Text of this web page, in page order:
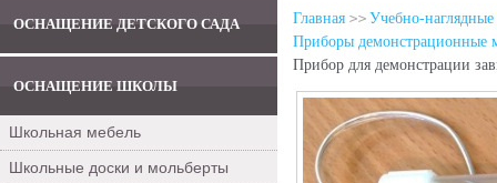
ОСНАЩЕНИЕ ДЕТСКОГО САДА
ОСНАЩЕНИЕ ШКОЛЫ
Школьная мебель
Школьные доски и мольберты
Главная
Учебно-
Приборы демонстрационные
Прибор для демонстрации